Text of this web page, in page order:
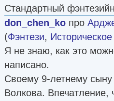
Стандартный
don_chen_ko про
(Фэнтези,
Я не знаю, как это
написано.
Своему 9-летнему сыну
Волкова.